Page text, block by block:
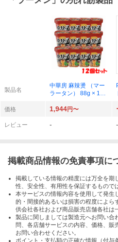
製品名
中華房 麻辣燙 （マー
ラータン） 88g × 12
価格
1,944円〜
レビュー - -
掲載商品情報の免責事項に
掲載している情報の精度には万全を期
性、安全性、有用性を保証するもので
本サービスの情報内容を使用して発生
的・間接的あるいは損害の程度によら
供会社各社および商品販売店舗各社は
製品に関しましては製造元へお問い合
問、各店舗サービスの内容、価格、販
お問い合わせください。
ポイント・支払額の正確な情報（付与